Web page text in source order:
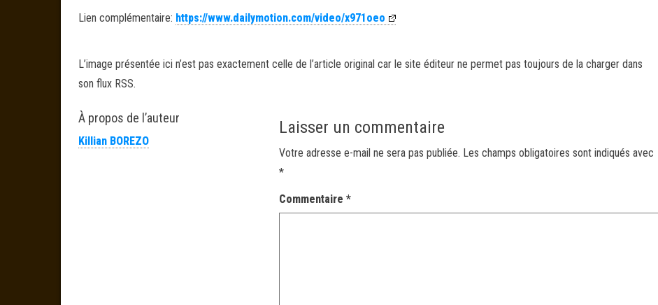
Lien complémentaire: https://www.dailymotion.com/video/x971oeo
L’image présentée ici n’est pas exactement celle de l’article original car le site éditeur ne permet pas toujours de la charger dans
son flux RSS.
À propos de l’auteur
Killian BOREZO
Laisser un commentaire
Votre adresse e-mail ne sera pas publiée. Les champs obligatoires sont indiqués avec
*
Commentaire*